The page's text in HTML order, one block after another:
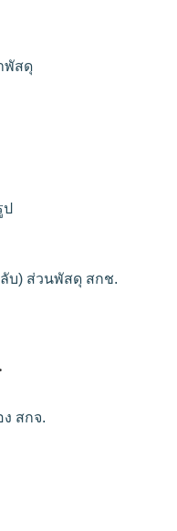
พัสดุ
บ) ส่วนพัสดุ สกช.
สกจ.